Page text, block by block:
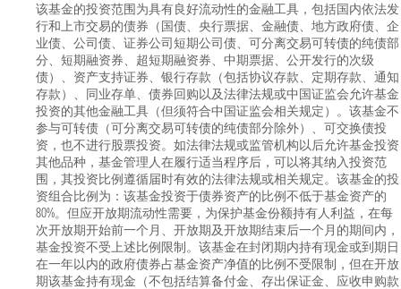
该基金的投资范围为具有良好流动性的金融工具，包括国内依法发
行和上市交易的债券（国债、央行票据、金融债、地方政府债、企
业债、公司债、证券公司短期公司债、可分离交易可转债的纯债部
分、短期融资券、超短期融资券、中期票据、公开发行的次级
债）、资产支持证券、银行存款（包括协议存款、定期存款、通知
存款）、同业存单、债券回购以及法律法规或中国证监会允许基金
投资的其他金融工具（但须符合中国证监会相关规定）。该基金不
参与可转债（可分离交易可转债的纯债部分除外）、可交换债投
资，也不进行股票投资。如法律法规或监管机构以后允许基金投资
其他品种，基金管理人在履行适当程序后，可以将其纳入投资范
围，其投资比例遵循届时有效的法律法规或相关规定。该基金的投
资组合比例为：该基金投资于债券资产的比例不低于基金资产的
80%。但应开放期流动性需要，为保护基金份额持有人利益，在每
次开放期开始前一个月、开放期及开放期结束后一个月的期间内，
基金投资不受上述比例限制。该基金在封闭期内持有现金或到期日
在一年以内的政府债券占基金资产净值的比例不受限制，但在开放
期该基金持有现金（不包括结算备付金、存出保证金、应收申购款